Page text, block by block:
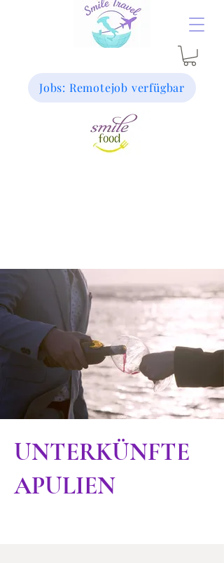
Jobs: Remotejob verfügbar
UNTERKÜNFTE
APULIEN